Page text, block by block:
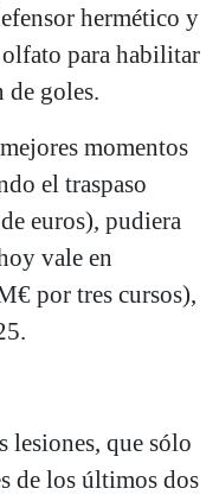
hermético y
para habilitar
de goles.
momentos
el traspaso
euros), pudiera
vale en
por tres cursos),
lesiones, que sólo
de los últimos dos